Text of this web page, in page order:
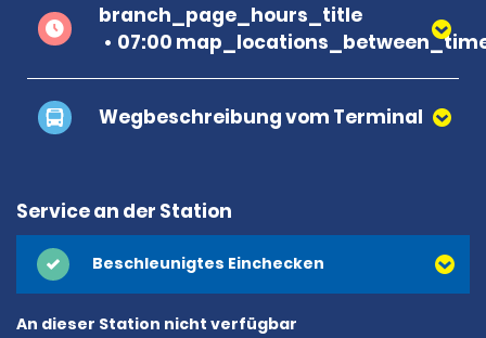
branch_page_hours_title
07:00
Wegbeschreibung vom Terminal
Service an der Station
Beschleunigtes Einchecken
An dieser Station nicht verfügbar